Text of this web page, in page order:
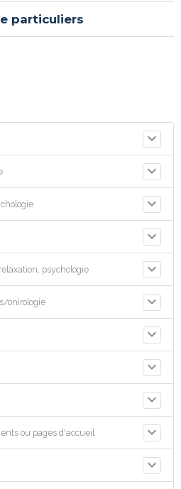
particuliers
psychologie
onirologie
ou pages d'accueil